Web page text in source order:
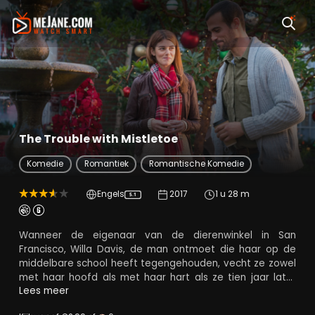
The Trouble with Mistletoe
Komedie Romantiek Romantische Komedie
Engels 5.1 2017 1 u 28 m
Wanneer de eigenaar van de dierenwinkel in San
Francisco, Willa Davis, de man ontmoet die haar op de
middelbare school heeft tegengehouden, vecht ze zowel
met haar hoofd als met haar hart als ze tien jaar later
weer helemaal voor hem begint te vallen. Het is tijd om
Lees meer